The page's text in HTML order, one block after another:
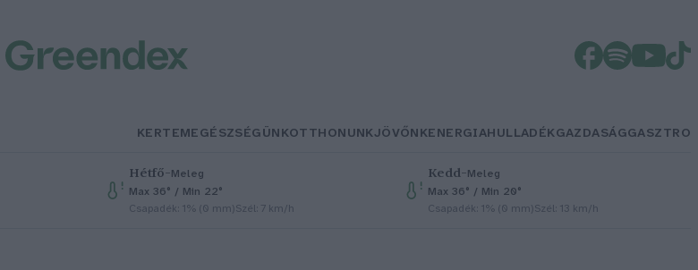
KERTEMEGÉSZSÉGÜNKOTTHONUNKJÖVŐNKENERGIAHULLADÉKGAZDASÁGGASZTRO
Hétfő–Meleg
Max 36° / Min 22°
Csapadék: 1% (0 mm)Szél: 7 km/h
Kedd–Meleg
Max 36° / Min 20°
Csapadék: 1% (0 mm)Szél: 13 km/h